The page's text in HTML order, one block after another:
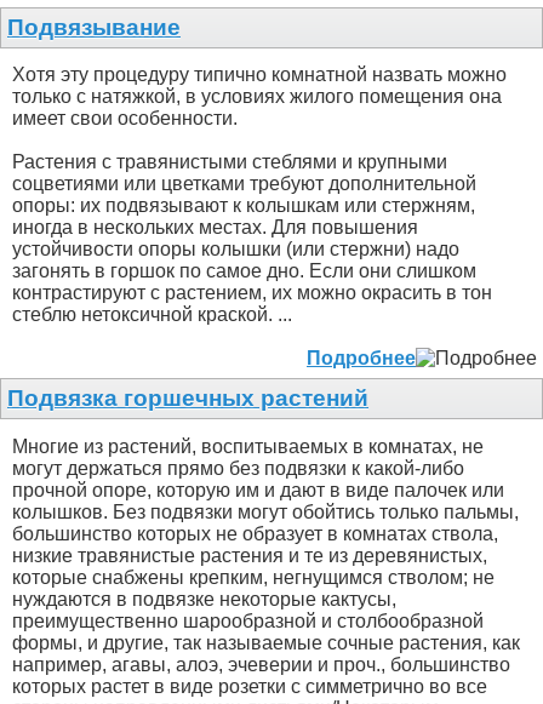
Подвязывание
Хотя эту процедуру типично комнатной назвать можно
только с натяжкой, в условиях жилого помещения она
имеет свои особенности.
Растения с травянистыми стеблями и крупными
соцветиями или цветками требуют дополнительной
опоры: их подвязывают к колышкам или стержням,
иногда в нескольких местах. Для повышения
устойчивости опоры колышки (или стержни) надо
загонять в горшок по самое дно. Если они слишком
контрастируют с растением, их можно окрасить в тон
стеблю нетоксичной краской. ...
Подробнее
Подвязка горшечных растений
Многие из растений, воспитываемых в комнатах, не
могут держаться прямо без подвязки к какой-либо
прочной опоре, которую им и дают в виде палочек или
колышков. Без подвязки могут обойтись только пальмы,
большинство которых не образует в комнатах ствола,
низкие травянистые растения и те из деревянистых,
которые снабжены крепким, негнущимся стволом; не
нуждаются в подвязке некоторые кактусы,
преимущественно шарообразной и столбообразной
формы, и другие, так называемые сочные растения, как
например, агавы, алоэ, эчеверии и проч., большинство
которых растет в виде розетки с симметрично во все